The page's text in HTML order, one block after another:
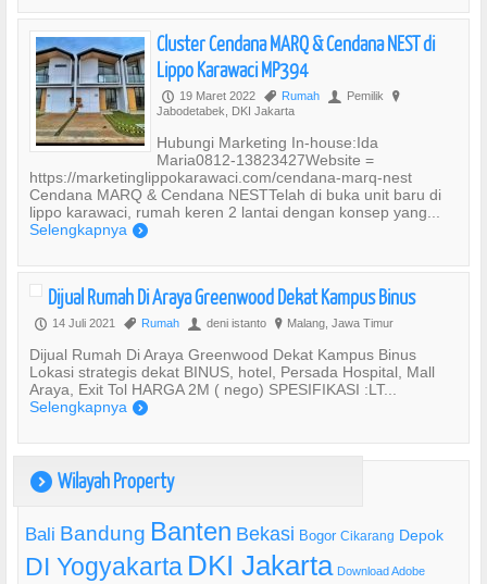
Cluster Cendana MARQ & Cendana NEST di
Lippo Karawaci MP394
P 19 Maret 2022 , Rumah U Pemilik ?
Jabodetabek, DKI Jakarta
Hubungi Marketing In-house:Ida
Maria0812-13823427Website =
https://marketinglippokarawaci.com/cendana-marq-nest
Cendana MARQ & Cendana NESTTelah di buka unit baru di
lippo karawaci, rumah keren 2 lantai dengan konsep yang...
Selengkapnya )
Dijual Rumah Di Araya Greenwood Dekat Kampus Binus
P 14 Juli 2021 , Rumah U deni istanto ? Malang, Jawa Timur
Dijual Rumah Di Araya Greenwood Dekat Kampus Binus
Lokasi strategis dekat BINUS, hotel, Persada Hospital, Mall
Araya, Exit Tol HARGA 2M ( nego) SPESIFIKASI :LT...
Selengkapnya )
) Wilayah Property
Bali Bandung Banten Bekasi Bogor Cikarang Depok
DI Yogyakarta DKI Jakarta Download Adobe